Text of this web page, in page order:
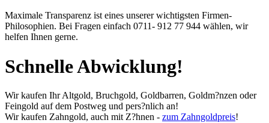
Maximale Transparenz ist eines unserer wichtigsten Firmen-
Philosophien. Bei Fragen einfach 0711- 912 77 944 wählen, wir
helfen Ihnen gerne.
Schnelle Abwicklung!
Wir kaufen Ihr Altgold, Bruchgold, Goldbarren, Goldm?nzen oder
Feingold auf dem Postweg und pers?nlich an!
Wir kaufen Zahngold, auch mit Z?hnen - zum Zahngoldpreis!